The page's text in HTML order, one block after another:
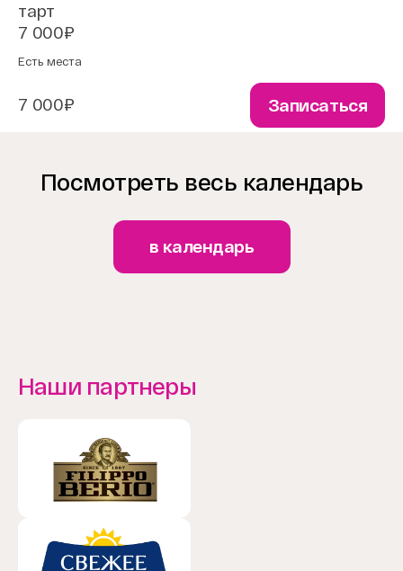
тарт
7 000₽
Есть места
7 000₽ Записаться
Посмотреть весь календарь
в календарь
Наши партнеры